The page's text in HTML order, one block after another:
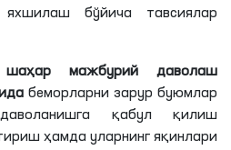
бўйича тавсиялар
шаҳар мажбурий даволаш
беморларни зарур буюмлар
қабул қилиш
ҳамда уларнинг яқинлари